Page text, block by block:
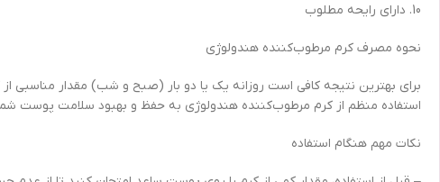
10. دارای رایحه مطلوب
نحوه مصرف کرم مرطوب‌کننده هندولوژی
برای بهترین نتیجه کافی است روزانه یک یا دو بار (صبح و شب) مقدار مناسبی
استفاده منظم از کرم مرطوب‌کننده هندولوژی به حفظ و بهبود سلامت پوست
نکات مهم هنگام استفاده